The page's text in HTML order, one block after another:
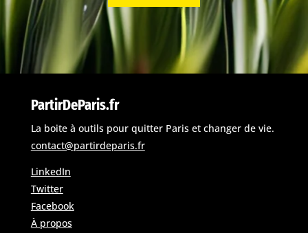
PartirDeParis.fr
La boite à outils pour quitter Paris et changer de vie.
contact@partirdeparis.fr
LinkedIn
Twitter
Facebook
À propos